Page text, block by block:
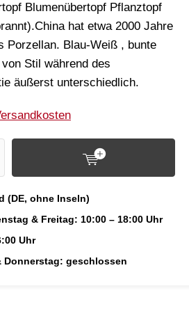
Blumenübertopf Pflanztopf
hat etwa 2000 Jahre
Porzellan. Blau-Weiß , bunte
Stil während des
äußerst unterschiedlich.
(DE, ohne Inseln)
& Freitag: 10:00 – 18:00 Uhr
Uhr
Donnerstag: geschlossen